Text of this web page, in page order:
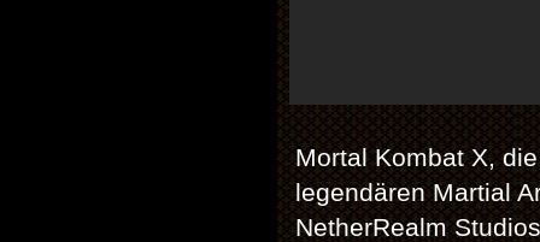
Mortal Kombat X,
legendären Martial
NetherRealm